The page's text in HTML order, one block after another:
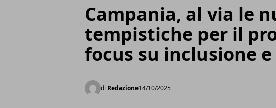
Campania, al via le
tempistiche per il
focus su inclusione
di Redazione14/10/2025